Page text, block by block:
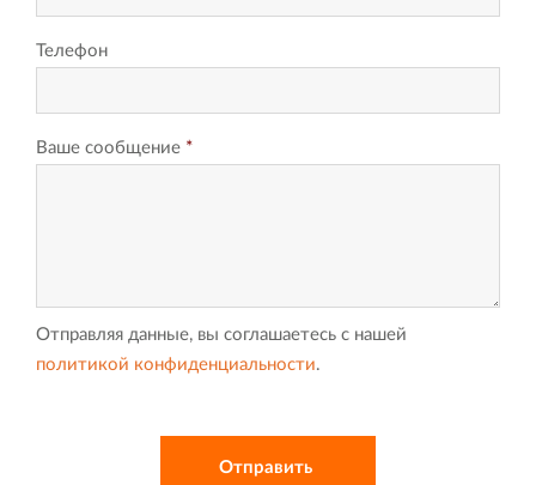
Телефон
Ваше сообщение *
Отправляя данные, вы соглашаетесь с нашей
политикой конфиденциальности.